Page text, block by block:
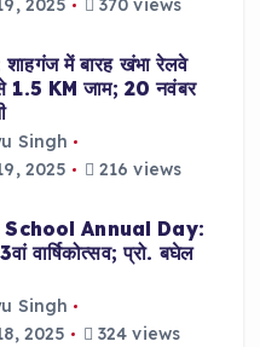
2025
370 views
में बारह खंभा रेलवे
1.5 KM जाम; 20 नवंबर
Singh
2025
216 views
Annual Day:
वार्षिकोत्सव; प्रो. बघेल
Singh
2025
324 views